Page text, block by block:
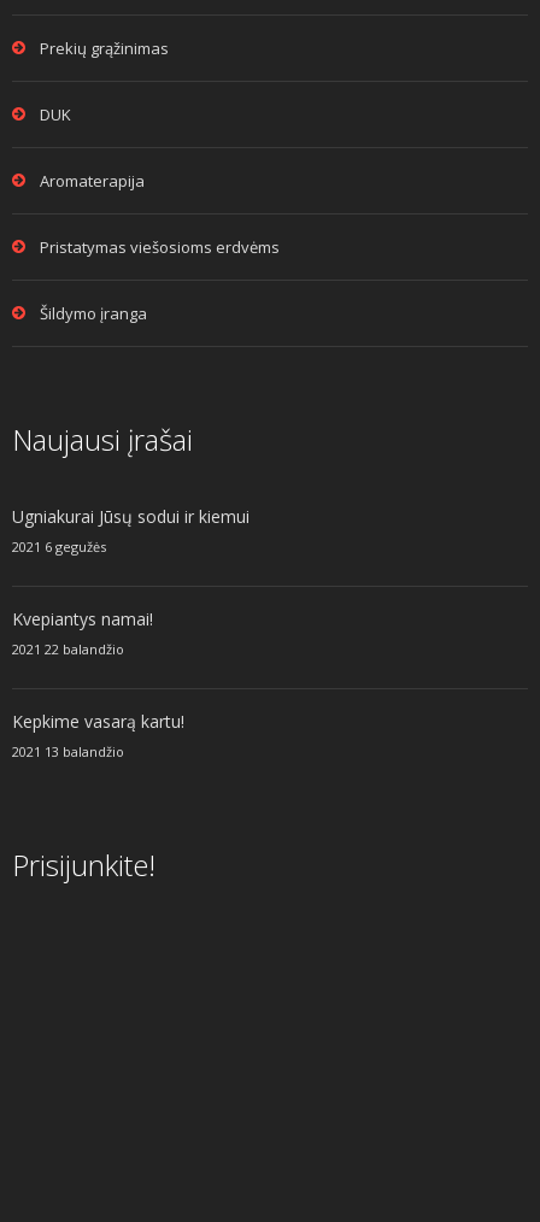
Prekių grąžinimas
DUK
Aromaterapija
Pristatymas viešosioms erdvėms
Šildymo įranga
Naujausi įrašai
Ugniakurai Jūsų sodui ir kiemui
2021 6 gegužės
Kvepiantys namai!
2021 22 balandžio
Kepkime vasarą kartu!
2021 13 balandžio
Prisijunkite!